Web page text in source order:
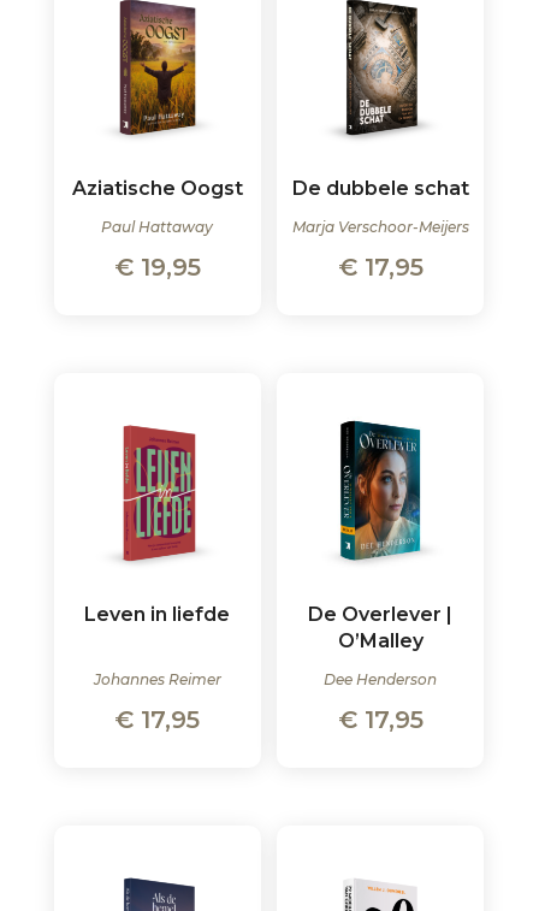
Aziatische Oogst
Paul Hattaway
€19,95
De dubbele schat
Marja Verschoor-Meijers
€17,95
Leven in liefde
Johannes Reimer
€ 17,95
De Overlever |
O’Malley
Dee Henderson
€17,95